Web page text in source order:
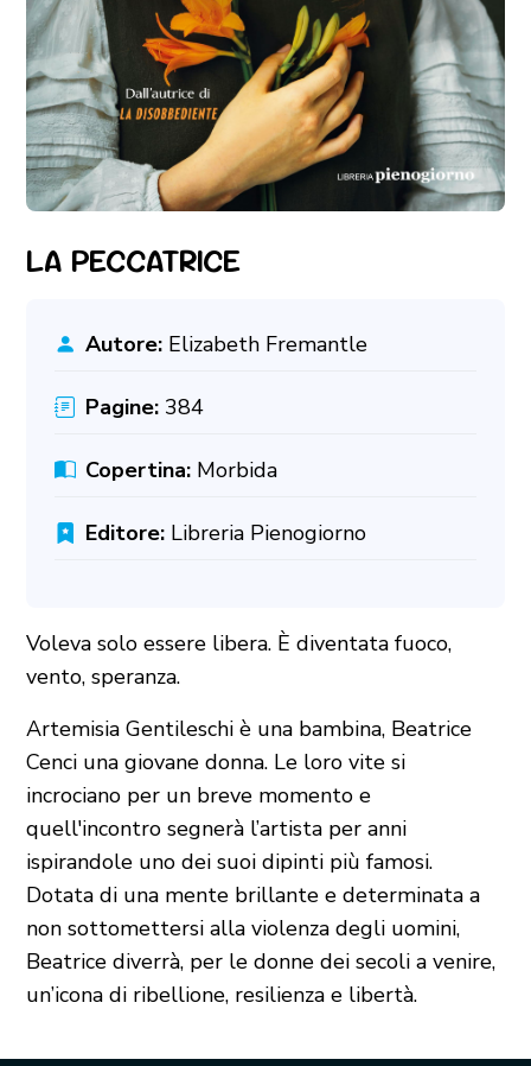
LA PECCATRICE
Autore: Elizabeth Fremantle
Pagine: 384
Copertina: Morbida
Editore: Libreria Pienogiorno
Voleva solo essere libera. È diventata fuoco,
vento, speranza.
Artemisia Gentileschi è una bambina, Beatrice
Cenci una giovane donna. Le loro vite si
incrociano per un breve momento e
quell'incontro segnerà l’artista per anni
ispirandole uno dei suoi dipinti più famosi.
Dotata di una mente brillante e determinata a
non sottomettersi alla violenza degli uomini,
Beatrice diverrà, per le donne dei secoli a venire,
un’icona di ribellione, resilienza e libertà.